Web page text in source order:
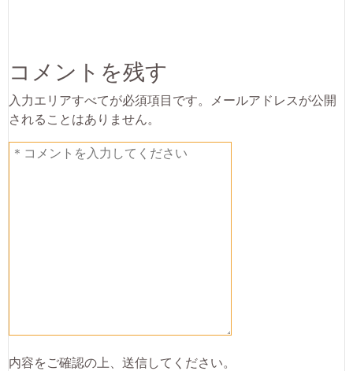
コメントを残す
入力エリアすべてが必須項目です。メールアドレスが公開
されることはありません。
内容をご確認の上、送信してください。